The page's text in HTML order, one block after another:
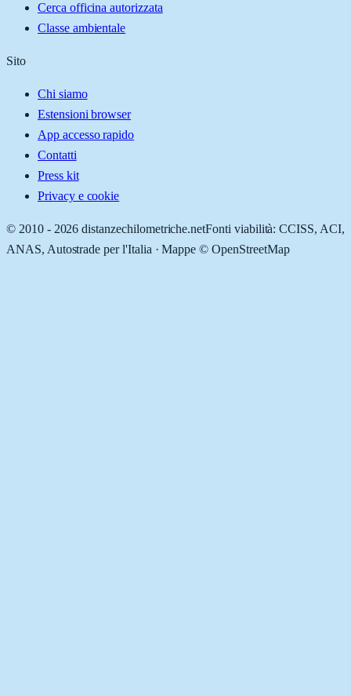
Cerca officina autorizzata
Classe ambientale
Sito
Chi siamo
Estensioni browser
App accesso rapido
Contatti
Press kit
Privacy e cookie
© 2010 - 2026 distanzechilometriche.netFonti viabilità: CCISS, ACI,
ANAS, Autostrade per l'Italia · Mappe © OpenStreetMap